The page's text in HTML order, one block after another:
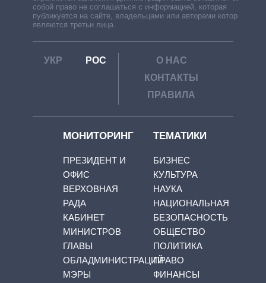
собой право не соглашаться с информацией, которая
публикуется на сайте, владельцами или авторами которой
являются третьи лица.
УКР РОС
О НАС
КОНТАКТЫ
ПРАВИЛА
МОНИТОРИНГ
ПРЕЗИДЕНТ И
ОФИС
ВЕРХОВНАЯ
РАДА
КАБИНЕТ
МИНИСТРОВ
ГЛАВЫ
ОБЛАДМИНИСТРАЦИЙ
МЭРЫ
ТЕМАТИКИ
БИЗНЕС
КУЛЬТУРА
НАУКА
НАЦИОНАЛЬНАЯ
БЕЗОПАСНОСТЬ
ОБЩЕСТВО
ПОЛИТИКА
ПРАВО
ФИНАНСЫ